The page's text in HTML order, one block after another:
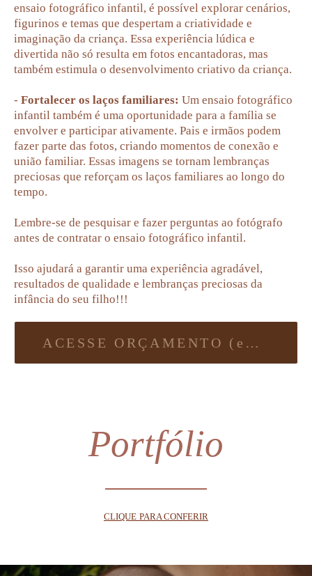
ensaio fotográfico infantil, é possível explorar cenários,
figurinos e temas que despertam a criatividade e
imaginação da criança. Essa experiência lúdica e
divertida não só resulta em fotos encantadoras, mas
também estimula o desenvolvimento criativo da criança.
- Fortalecer os laços familiares: Um ensaio fotográfico
infantil também é uma oportunidade para a família se
envolver e participar ativamente. Pais e irmãos podem
fazer parte das fotos, criando momentos de conexão e
união familiar. Essas imagens se tornam lembranças
preciosas que reforçam os laços familiares ao longo do
tempo.
Lembre-se de pesquisar e fazer perguntas ao fotógrafo
antes de contratar o ensaio fotográfico infantil.
Isso ajudará a garantir uma experiência agradável,
resultados de qualidade e lembranças preciosas da
infância do seu filho!!!
ACESSE ORÇAMENTO (em breve)
Portfólio
CLIQUE PARA CONFERIR